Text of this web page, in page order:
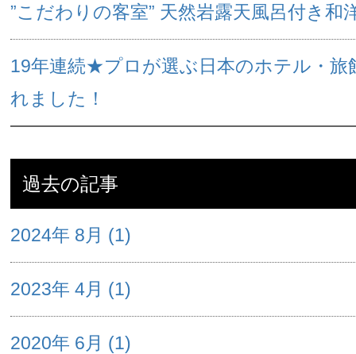
”こだわりの客室” 天然岩露天風呂付き和
19年連続★プロが選ぶ日本のホテル・
れました！
過去の記事
2024年 8月 (1)
2023年 4月 (1)
2020年 6月 (1)